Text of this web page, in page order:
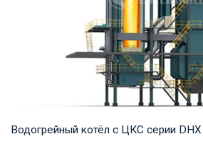
Водогрейный котёл с ЦКС серии DHX